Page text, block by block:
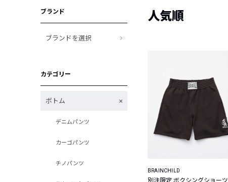
ブランド
ブランドを選択
カテゴリー
ボトム
デニムパンツ
カーゴパンツ
チノパンツ
人気順
BRAINCHILD
別注限定 ボクシングショーツ